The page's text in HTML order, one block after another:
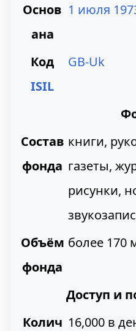
Основ
ана
1 июля
Код
ISIL
GB-Uk
Состав
фонда
книги,
газеты,
рисунки,
Объём
фонда
более 170
Доступ и
Колич 16,000 в